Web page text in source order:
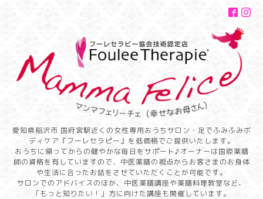
愛知県稲沢市 国府宮駅近くの女性専用おうちサロン・足でふみふみボ
ディケア『フーレセラピー』を低価格でご提供いたします。
おうちに帰ってからの健やかな毎日をサポート♪オーナーは国際薬膳
師の資格を有していますので、中医薬膳の視点からお客さまのお身体
や生活に合ったお話をさせていただくことが可能です。
サロンでのアドバイスのほか、中医薬膳講座や薬膳料理教室など、
「もっと知りたい！」方に向けた講座も開催しています。